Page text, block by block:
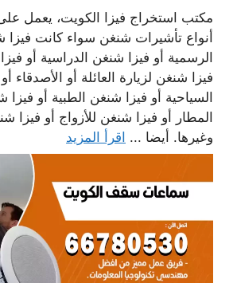
مكتب استخراج فيزا الكويت، يعمل
أنواع تأشيرات شنغن سواء كانت فيزا
الرسمية أو فيزا شنغن الدراسية أو
فيزا شنغن لزيارة العائلة أو الأصدقاء
السياحية أو فيزا شنغن الطبية أو فيزا
المطار أو فيزا شنغن للأزواج أو فيزا
وغيرها. أيضا ... اقرأ المزيد